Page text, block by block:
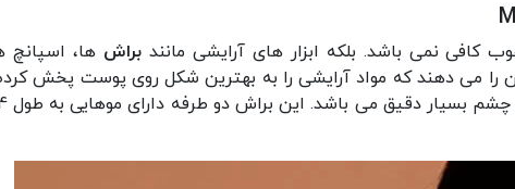
کافی نمی باشد. بلکه ابزار های آرایشی مانندبراشها، اسپانچ
می دهند که مواد آرایشی را به بهترین شکل روی پوست پخش